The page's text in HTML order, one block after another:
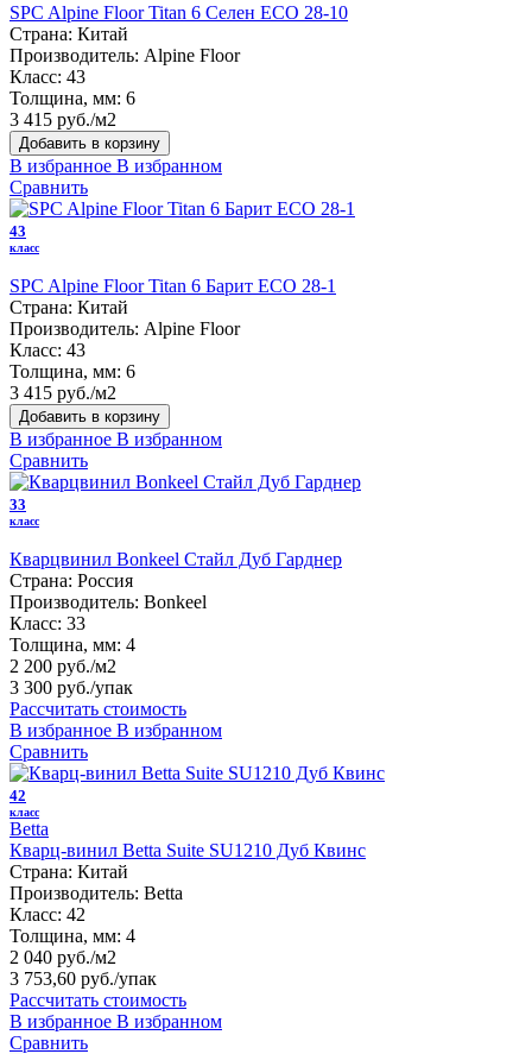
SPC Alpine Floor Titan 6 Селен ЕСО 28-10
Страна: Китай
Производитель: Alpine Floor
Класс: 43
Толщина, мм: 6
3 415 руб./м2
Добавить в корзину
В избранное В избранном
Сравнить
43
класс
SPC Alpine Floor Titan 6 Барит ЕСО 28-1
Страна: Китай
Производитель: Alpine Floor
Класс: 43
Толщина, мм: 6
3 415 руб./м2
Добавить в корзину
В избранное В избранном
Сравнить
33
класс
Кварцвинил Bonkeel Стайл Дуб Гарднер
Страна: Россия
Производитель: Bonkeel
Класс: 33
Толщина, мм: 4
2 200 руб./м2
3 300 руб./упак
Рассчитать стоимость
В избранное В избранном
Сравнить
42
класс
Betta
Кварц-винил Betta Suite SU1210 Дуб Квинс
Страна: Китай
Производитель: Betta
Класс: 42
Толщина, мм: 4
2 040 руб./м2
3 753,60 руб./упак
Рассчитать стоимость
В избранное В избранном
Сравнить